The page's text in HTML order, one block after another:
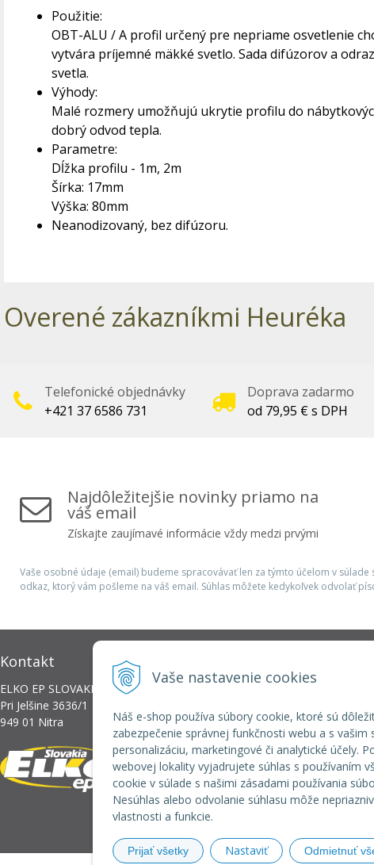
Vaše nastavenie cookies
Náš e-shop používa súbory cookie, ktoré sú
zabezpečenie správnej funkčnosti webu a s vašim
personalizáciu, marketingové či analytické účely.
webovej lokality vyjadrujete súhlas s používaním
cookie v súlade s našimi zásadami používania
Nesúhlas alebo odvolanie súhlasu môže
vlastnosti a funkcie.
Prijať všetky Nastaviť Odmietnuť
Použitie:
OBT-ALU / A profil určený pre nepriame osvetlenie
vytvára príjemné mäkké svetlo. Sada difúzorov a
svetla.
Výhody:
Malé rozmery umožňujú ukrytie profilu do
dobrý odvod tepla.
Parametre:
Dĺžka profilu - 1m, 2m
Šírka: 17mm
Výška: 80mm
Neanodizovaný, bez difúzoru.
Overené zákazníkmi Heuréka
Telefonické objednávky
+421 37 6586 731
Doprava zadarmo
od 79,95 € s DPH
Najdôležitejšie novinky priamo na
váš email
Získajte zaujímavé informácie vždy medzi prvými
Vaše osobné údaje (email) budeme spracovávať len za týmto účelom v
odkaz, ktorý vám pošleme na váš email. Súhlas môžete kedykoľvek odvolať
Kontakt
ELKO EP SLOVAKIA, s.r.o.
Pri Jelšine 3636/1
949 01 Nitra
+421 37 6586 731
+421 907 982